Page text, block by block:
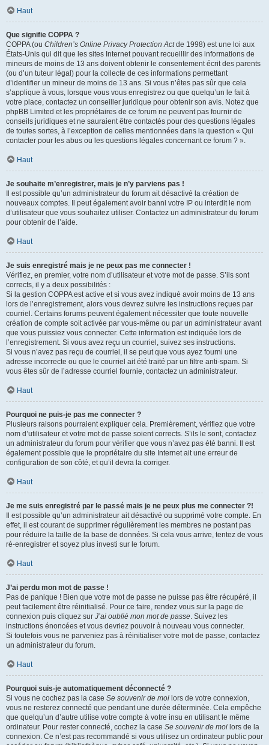
Haut
Que signifie COPPA ?
COPPA (ou Children’s Online Privacy Protection Actde 1998) est une loi aux
États-Unis qui dit que les sites Internet pouvant recueillir des informations de
mineurs de moins de 13 ans doivent obtenir le consentement écrit des parents
(ou d’un tuteur légal) pour la collecte de ces informations permettant
d’identifier un mineur de moins de 13 ans. Si vous n’êtes pas sûr que cela
s’applique à vous, lorsque vous vous enregistrez ou que quelqu’un le fait à
votre place, contactez un conseiller juridique pour obtenir son avis. Notez que
phpBB Limited et les propriétaires de ce forum ne peuvent pas fournir de
conseils juridiques et ne sauraient être contactés pour des questions légales
de toutes sortes, à l’exception de celles mentionnées dans la question « Qui
contacter pour les abus ou les questions légales concernant ce forum ? ».
Haut
Je souhaite m’enregistrer, mais je n’y parviens pas !
Il est possible qu’un administrateur du forum ait désactivé la création de
nouveaux comptes. Il peut également avoir banni votre IP ou interdit le nom
d’utilisateur que vous souhaitez utiliser. Contactez un administrateur du forum
pour obtenir de l’aide.
Haut
Je suis enregistré mais je ne peux pas me connecter !
Vérifiez, en premier, votre nom d’utilisateur et votre mot de passe. S’ils sont
corrects, il y a deux possibilités :
Si la gestion COPPA est active et si vous avez indiqué avoir moins de 13 ans
lors de l’enregistrement, alors vous devrez suivre les instructions reçues par
courriel. Certains forums peuvent également nécessiter que toute nouvelle
création de compte soit activée par vous-même ou par un administrateur avant
que vous puissiez vous connecter. Cette information est indiquée lors de
l’enregistrement. Si vous avez reçu un courriel, suivez ses instructions.
Si vous n’avez pas reçu de courriel, il se peut que vous ayez fourni une
adresse incorrecte ou que le courriel ait été traité par un filtre anti-spam. Si
vous êtes sûr de l’adresse courriel fournie, contactez un administrateur.
Haut
Pourquoi ne puis-je pas me connecter ?
Plusieurs raisons pourraient expliquer cela. Premièrement, vérifiez que votre
nom d’utilisateur et votre mot de passe soient corrects. S’ils le sont, contactez
un administrateur du forum pour vérifier que vous n’avez pas été banni. Il est
également possible que le propriétaire du site Internet ait une erreur de
configuration de son côté, et qu’il devra la corriger.
Haut
Je me suis enregistré par le passé mais je ne peux plus me connecter ?!
Il est possible qu’un administrateur ait désactivé ou supprimé votre compte. En
effet, il est courant de supprimer régulièrement les membres ne postant pas
pour réduire la taille de la base de données. Si cela vous arrive, tentez de vous
ré-enregistrer et soyez plus investi sur le forum.
Haut
J’ai perdu mon mot de passe !
Pas de panique ! Bien que votre mot de passe ne puisse pas être récupéré, il
peut facilement être réinitialisé. Pour ce faire, rendez vous sur la page de
connexion puis cliquez sur J’ai oublié mon mot de passe. Suivez les
instructions énoncées et vous devriez pouvoir à nouveau vous connecter.
Si toutefois vous ne parveniez pas à réinitialiser votre mot de passe, contactez
un administrateur du forum.
Haut
Pourquoi suis-je automatiquement déconnecté ?
Si vous ne cochez pas la case Se souvenir de moi lors de votre connexion,
vous ne resterez connecté que pendant une durée déterminée. Cela empêche
que quelqu’un d’autre utilise votre compte à votre insu en utilisant le même
ordinateur. Pour rester connecté, cochez la case Se souvenir de moi lors de la
connexion. Ce n’est pas recommandé si vous utilisez un ordinateur public pour